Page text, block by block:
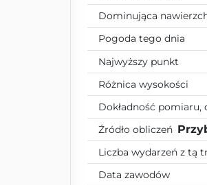
Dominująca
Pogoda tego dnia
Najwyższy punkt
Różnica wysokości
Dokładność pomiaru,
Źródło obliczeń
Liczba wydarzeń z tą
Data zawodów